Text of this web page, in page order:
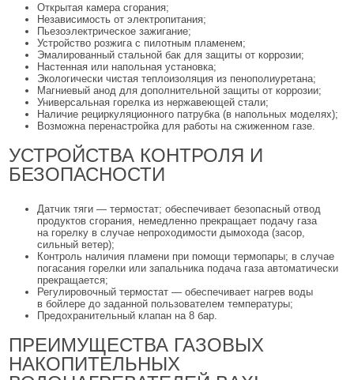
Открытая камера сгорания;
Независимость от электропитания;
Пьезоэлектрическое зажигание;
Устройство розжига с пилотным пламенем;
Эмалированный стальной бак для защиты от коррозии;
Настенная или напольная установка;
Экологически чистая теплоизоляция из пенополиуретана;
Магниевый анод для дополнительной защиты от коррозии;
Универсальная горелка из нержавеющей стали;
Наличие рециркуляционного патрубка (в напольных моделях);
Возможна перенастройка для работы на сжиженном газе.
УСТРОЙСТВА КОНТРОЛЯ И
БЕЗОПАСНОСТИ
Датчик тяги — термостат; обеспечивает безопасный отвод
продуктов сгорания, немедленно прекращает подачу газа
на горелку в случае непроходимости дымохода (засор,
сильный ветер);
Контроль наличия пламени при помощи термопары; в случае
погасания горелки или запальника подача газа автоматически
прекращается;
Регулировочный термостат — обеспечивает нагрев воды
в бойлере до заданной пользователем температуры;
Предохранительный клапан на 8 бар.
ПРЕИМУЩЕСТВА ГАЗОВЫХ
НАКОПИТЕЛЬНЫХ